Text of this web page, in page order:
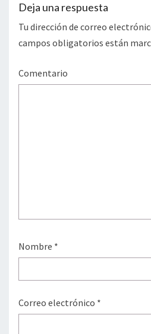
Deja una respuesta
Tu dirección de correo
campos obligatorios están
Comentario
Nombre *
Correo electrónico *